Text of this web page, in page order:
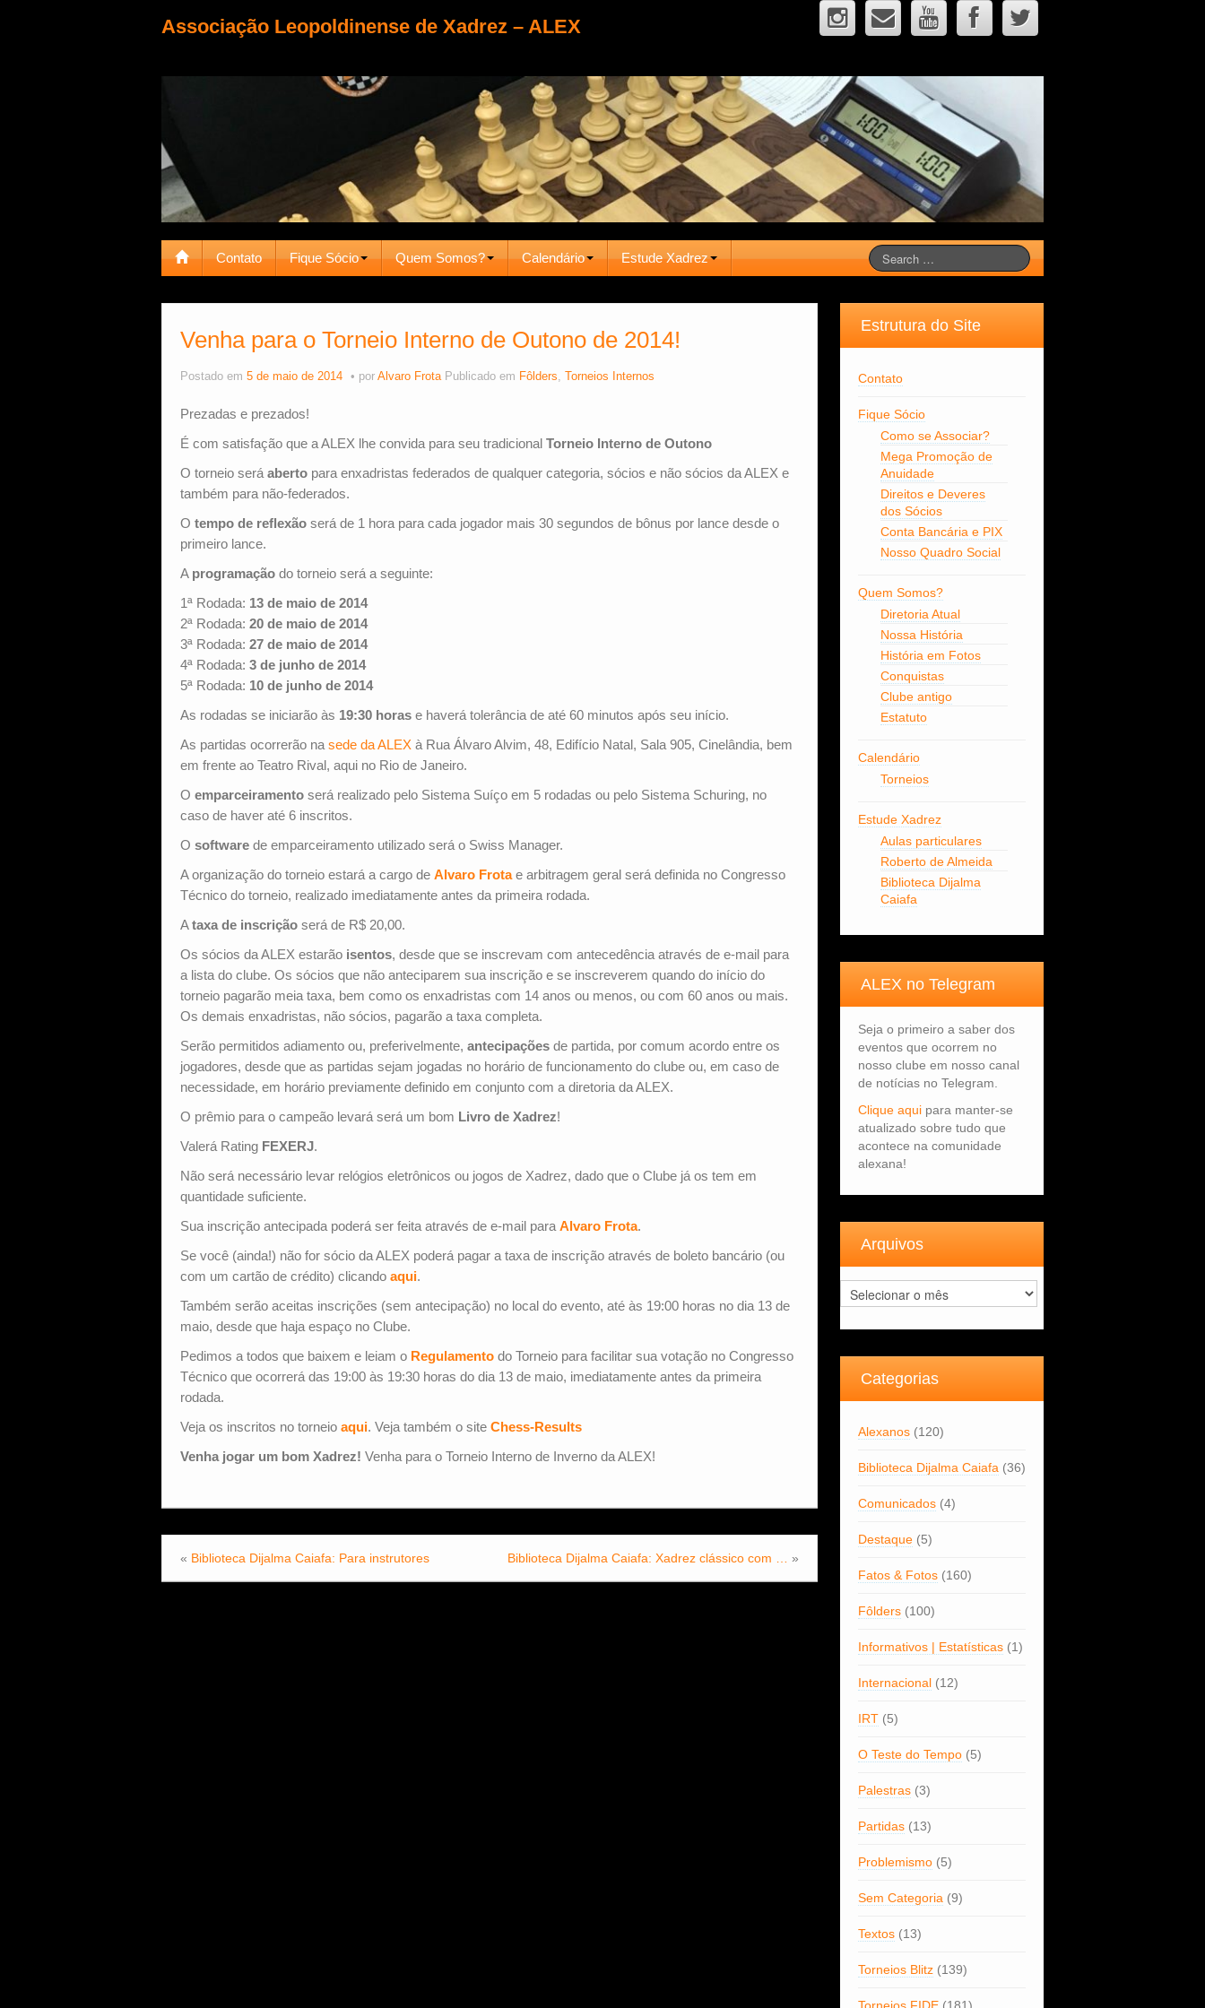
Associação Leopoldinense de Xadrez – ALEX
Contato Fique Sócio Quem Somos? Calendário Estude Xadrez
Venha para o Torneio Interno de Outono de 2014!
Postado em 5 de maio de 2014 por Alvaro Frota Publicado em Fôlders, Torneios Internos
Prezadas e prezados!
É com satisfação que a ALEX lhe convida para seu tradicional Torneio Interno de Outono
O torneio será aberto para enxadristas federados de qualquer categoria, sócios e não sócios da ALEX e
também para não-federados.
O tempo de reflexão será de 1 hora para cada jogador mais 30 segundos de bônus por lance desde o
primeiro lance.
A programação do torneio será a seguinte:
1ª Rodada: 13 de maio de 2014
2ª Rodada: 20 de maio de 2014
3ª Rodada: 27 de maio de 2014
4ª Rodada: 3 de junho de 2014
5ª Rodada: 10 de junho de 2014
As rodadas se iniciarão às 19:30 horas e haverá tolerância de até 60 minutos após seu início.
As partidas ocorrerão na sede da ALEX à Rua Álvaro Alvim, 48, Edifício Natal, Sala 905, Cinelândia, bem
em frente ao Teatro Rival, aqui no Rio de Janeiro.
O emparceiramento será realizado pelo Sistema Suíço em 5 rodadas ou pelo Sistema Schuring, no
caso de haver até 6 inscritos.
O software de emparceiramento utilizado será o Swiss Manager.
A organização do torneio estará a cargo de Alvaro Frotae arbitragem geral será definida no Congresso
Técnico do torneio, realizado imediatamente antes da primeira rodada.
Ataxa de inscrição será de R$ 20,00.
Os sócios da ALEX estarão isentos, desde que se inscrevam com antecedência através de e-mail para
a lista do clube. Os sócios que não anteciparem sua inscrição e se inscreverem quando do início do
torneio pagarão meia taxa, bem como os enxadristas com 14 anos ou menos, ou com 60 anos ou mais.
Os demais enxadristas, não sócios, pagarão a taxa completa.
Serão permitidos adiamento ou, preferivelmente, antecipações de partida, por comum acordo entre os
jogadores, desde que as partidas sejam jogadas no horário de funcionamento do clube ou, em caso de
necessidade, em horário previamente definido em conjunto com a diretoria da ALEX.
O prêmio para o campeão levará será um bom Livro de Xadrez!
Valerá Rating FEXERJ.
Não será necessário levar relógios eletrônicos ou jogos de Xadrez, dado que o Clube já os tem em
quantidade suficiente.
Sua inscrição antecipada poderá ser feita através de e-mail para Alvaro Frota.
Se você (ainda!) não for sócio da ALEX poderá pagar a taxa de inscrição através de boleto bancário (ou
com um cartão de crédito) clicando aqui.
Também serão aceitas inscrições (sem antecipação) no local do evento, até às 19:00 horas no dia 13 de
maio, desde que haja espaço no Clube.
Pedimos a todos que baixem e leiam o Regulamento do Torneio para facilitar sua votação no Congresso
Técnico que ocorrerá das 19:00 às 19:30 horas do dia 13 de maio, imediatamente antes da primeira
rodada.
Veja os inscritos no torneio aqui. Veja também o site Chess-Results
Venha jogar um bom Xadrez! Venha para o Torneio Interno de Inverno da ALEX!
« Biblioteca Dijalma Caiafa: Para instrutores Biblioteca Dijalma Caiafa: Xadrez clássico com … »
Estrutura do Site
Contato
Fique Sócio
Como se Associar?
Mega Promoção de
Anuidade
Direitos e Deveres
dos Sócios
Conta Bancária e PIX
Nosso Quadro Social
Quem Somos?
Diretoria Atual
Nossa História
História em Fotos
Conquistas
Clube antigo
Estatuto
Calendário
Torneios
Estude Xadrez
Aulas particulares
Roberto de Almeida
Biblioteca Dijalma
Caiafa
ALEX no Telegram
Seja o primeiro a saber dos
eventos que ocorrem no
nosso clube em nosso canal
de notícias no Telegram.
Clique aquipara manter-se
atualizado sobre tudo que
acontece na comunidade
alexana!
Arquivos
Arquivos
Categorias
Alexanos(120)
Biblioteca Dijalma Caiafa(36)
Comunicados(4)
Destaque(5)
Fatos & Fotos(160)
Fôlders(100)
Informativos | Estatísticas(1)
Internacional(12)
IRT(5)
O Teste do Tempo(5)
Palestras(3)
Partidas(13)
Problemismo(5)
Sem Categoria(9)
Textos(13)
Torneios Blitz(139)